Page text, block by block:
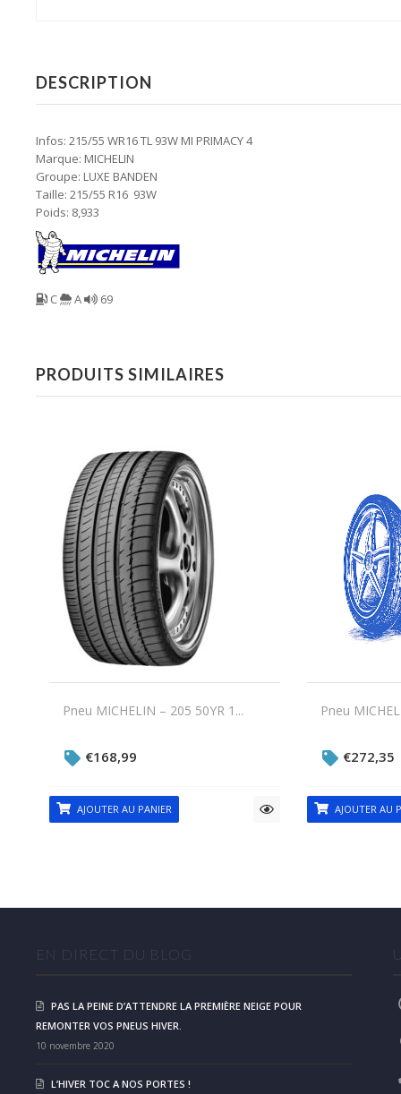
DESCRIPTION
Infos: 215/55 WR16 TL 93W MI PRIMACY 4
Marque: MICHELIN
Groupe: LUXE BANDEN
Taille: 215/55 R16 93W
Poids: 8,933
C A 69
PRODUITS SIMILAIRES
Pneu MICHELIN – 205 50YR 1...
€168,99
AJOUTER AU PANIER
Pneu
€272,35
AJOUTER AU
EN DIRECT DU BLOG
PAS LA PEINE D’ATTENDRE LA PREMIÈRE NEIGE POUR
REMONTER VOS PNEUS HIVER.
10 novembre 2020
L’HIVER TOC A NOS PORTES !